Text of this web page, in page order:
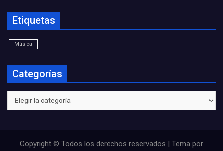
Etiquetas
Música
Categorías
Categorías
Copyright © Todos los derechos reservados | Tema por